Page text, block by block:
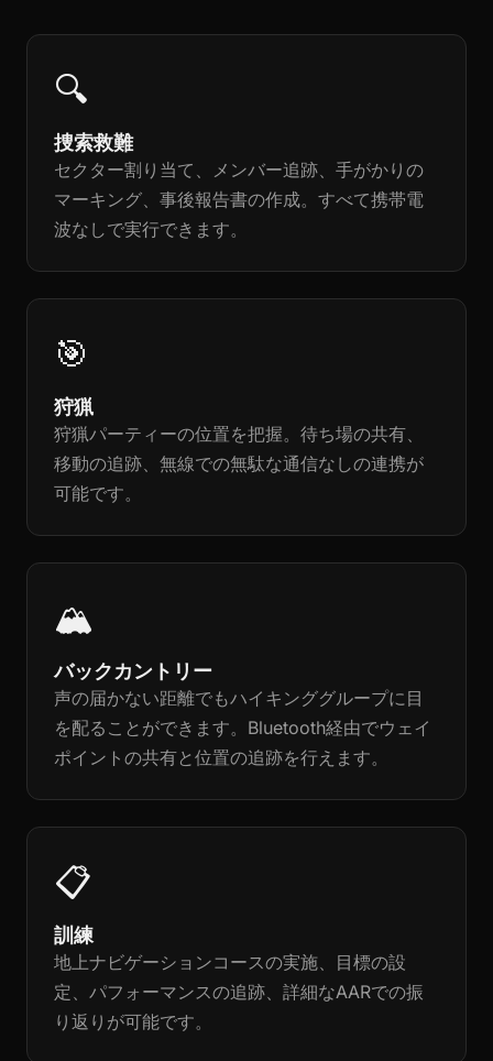
🔍
捜索救難
セクター割り当て、メンバー追跡、手がかりの
マーキング、事後報告書の作成。すべて携帯電
波なしで実行できます。
🎯
狩猟
狩猟パーティーの位置を把握。待ち場の共有、
移動の追跡、無線での無駄な通信なしの連携が
可能です。
🏔️
バックカントリー
声の届かない距離でもハイキンググループに目
を配ることができます。Bluetooth経由でウェイ
ポイントの共有と位置の追跡を行えます。
📋
訓練
地上ナビゲーションコースの実施、目標の設
定、パフォーマンスの追跡、詳細なAARでの振
り返りが可能です。